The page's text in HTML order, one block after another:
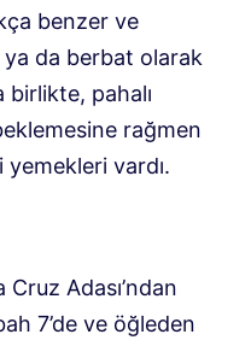
benzer ve
da berbat olarak
birlikte, pahalı
rağmen
yemekleri vardı.
Adası’ndan
7’de ve öğleden